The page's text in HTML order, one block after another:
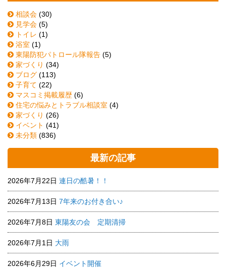
相談会 (30)
見学会 (5)
トイレ (1)
浴室 (1)
東陽防犯パトロール隊報告 (5)
家づくり (34)
ブログ (113)
子育て (22)
マスコミ掲載履歴 (6)
住宅の悩みとトラブル相談室 (4)
家づくり (26)
イベント (41)
未分類 (836)
最新の記事
2026年7月22日 連日の酷暑！！
2026年7月13日 7年来のお付き合い♪
2026年7月8日 東陽友の会 定期清掃
2026年7月1日 大雨
2026年6月29日 イベント開催